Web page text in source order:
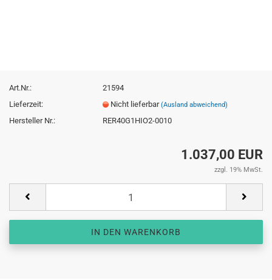
Art.Nr.:
21594
Lieferzeit:
Nicht lieferbar(Ausland abweichend)
Hersteller Nr.: RER40G1HIO2-0010
1.037,00 EUR
zzgl. 19% MwSt.